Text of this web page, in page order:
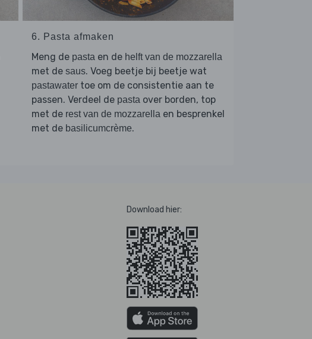
6. Pasta afmaken
Meng de pasta en de helft van de mozzarella
met de saus. Voeg beetje bij beetje wat
pastawater toe om de consistentie aan te
passen. Verdeel de pasta over borden, top
met de rest van de mozzarella en besprenkel
met de basilicumcrème.
Download hier: